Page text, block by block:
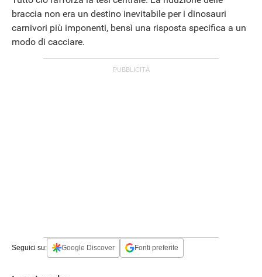
braccia non era un destino inevitabile per i dinosauri
carnivori più imponenti, bensì una risposta specifica a un
modo di cacciare.
Seguici su: Google Discover Fonti preferite